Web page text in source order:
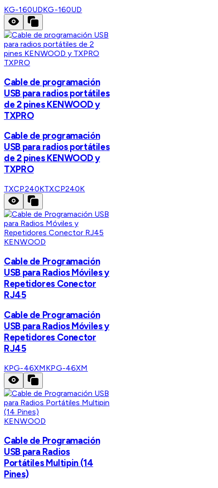
KG-160UDKG-160UD
TXPRO
Cable de programación
USB para radios portátiles
de 2 pines KENWOOD y
TXPRO
Cable de programación
USB para radios portátiles
de 2 pines KENWOOD y
TXPRO
TXCP240KTXCP240K
KENWOOD
Cable de Programación
USB para Radios Móviles y
Repetidores Conector
RJ45
Cable de Programación
USB para Radios Móviles y
Repetidores Conector
RJ45
KPG-46XMKPG-46XM
KENWOOD
Cable de Programación
USB para Radios
Portátiles Multipin (14
Pines)